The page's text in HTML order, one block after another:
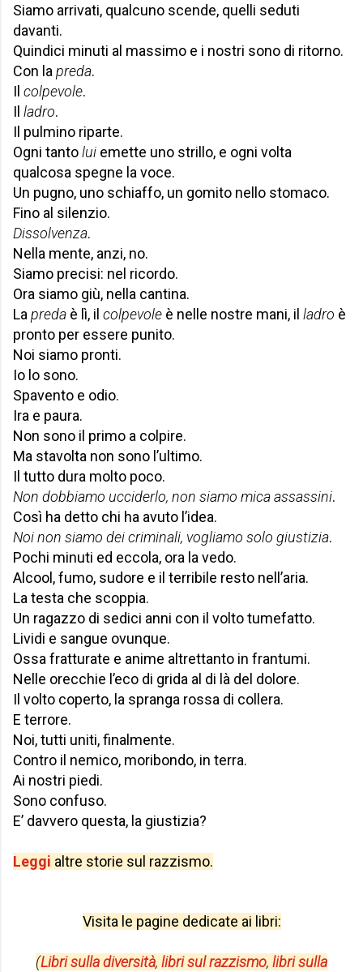
Siamo arrivati, qualcuno scende, quelli seduti
davanti.
Quindici minuti al massimo e i nostri sono di ritorno.
Con lapreda.
Il colpevole.
Il ladro.
Il pulmino riparte.
Ogni tantolui emette uno strillo, e ogni volta
qualcosa spegne la voce.
Un pugno, uno schiaffo, un gomito nello stomaco.
Fino al silenzio.
Dissolvenza.
Nella mente, anzi, no.
Siamo precisi: nel ricordo.
Ora siamo giù, nella cantina.
Lapreda è lì, il colpevole è nelle nostre mani, il ladro è
pronto per essere punito.
Noi siamo pronti.
Io lo sono.
Spavento e odio.
Ira e paura.
Non sono il primo a colpire.
Ma stavolta non sono l’ultimo.
Il tutto dura molto poco.
Non dobbiamo ucciderlo, non siamo mica assassini.
Così ha detto chi ha avuto l’idea.
Noi non siamo dei criminali, vogliamo solo giustizia.
Pochi minuti ed eccola, ora la vedo.
Alcool, fumo, sudore e il terribile resto nell’aria.
La testa che scoppia.
Un ragazzo di sedici anni con il volto tumefatto.
Lividi e sangue ovunque.
Ossa fratturate e anime altrettanto in frantumi.
Nelle orecchie l’eco di grida al di là del dolore.
Il volto coperto, la spranga rossa di collera.
E terrore.
Noi, tutti uniti, finalmente.
Contro il nemico, moribondo, in terra.
Ai nostri piedi.
Sono confuso.
E’ davvero questa, la giustizia?
Leggi altre storie sul razzismo.
Visita le pagine dedicate ai libri:
(Libri sulla diversità, libri sul razzismo, libri sulla